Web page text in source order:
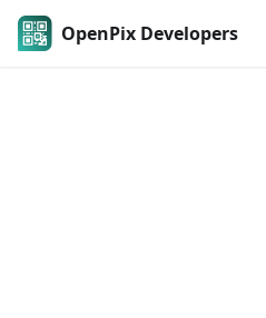
OpenPix Developers